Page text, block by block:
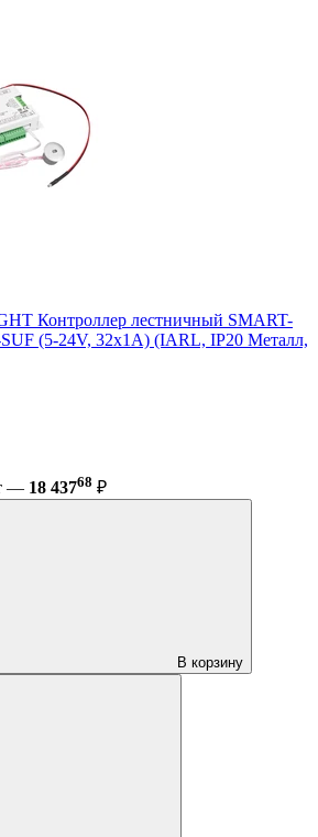
Контроллер лестничный SMART-
(5-24V, 32x1A) (IARL, IP20 Металл,
— 18 43768 ₽
В корзину